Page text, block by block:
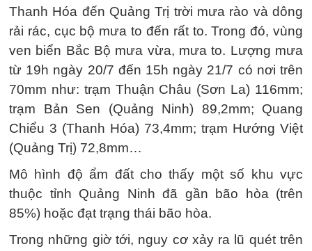
Thanh Hóa đến Quảng Trị trời mưa rào và dông
rải rác, cục bộ mưa to đến rất to. Trong đó, vùng
ven biển Bắc Bộ mưa vừa, mưa to. Lượng mưa
từ 19h ngày 20/7 đến 15h ngày 21/7 có nơi trên
70mm như: trạm Thuận Châu (Sơn La) 116mm;
trạm Bản Sen (Quảng Ninh) 89,2mm; Quang
Chiểu 3 (Thanh Hóa) 73,4mm; trạm Hướng Việt
(Quảng Trị) 72,8mm…
Mô hình độ ẩm đất cho thấy một số khu vực
thuộc tỉnh Quảng Ninh đã gần bão hòa (trên
85%) hoặc đạt trạng thái bão hòa.
Trong những giờ tới, nguy cơ xảy ra lũ quét trên